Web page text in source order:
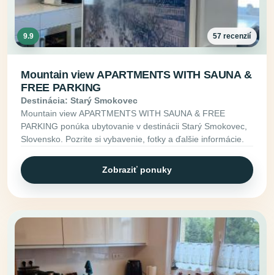
9.9 57 recenzií
Mountain view APARTMENTS WITH SAUNA &
FREE PARKING
Destinácia: Starý Smokovec
Mountain view APARTMENTS WITH SAUNA & FREE
PARKING ponúka ubytovanie v destinácii Starý Smokovec,
Slovensko. Pozrite si vybavenie, fotky a ďalšie informácie.
Zobraziť ponuky